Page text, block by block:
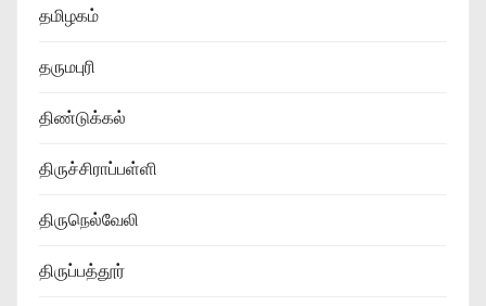
தமிழகம்
தருமபுரி
திண்டுக்கல்
திருச்சிராப்பள்ளி
திருநெல்வேலி
திருப்பத்தூர்